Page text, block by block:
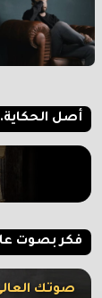
أصل
فكر بصوت
صوتك